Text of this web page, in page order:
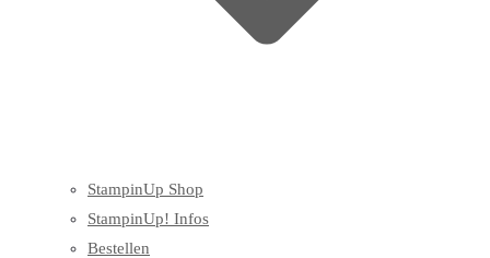
StampinUp Shop
StampinUp! Infos
Bestellen